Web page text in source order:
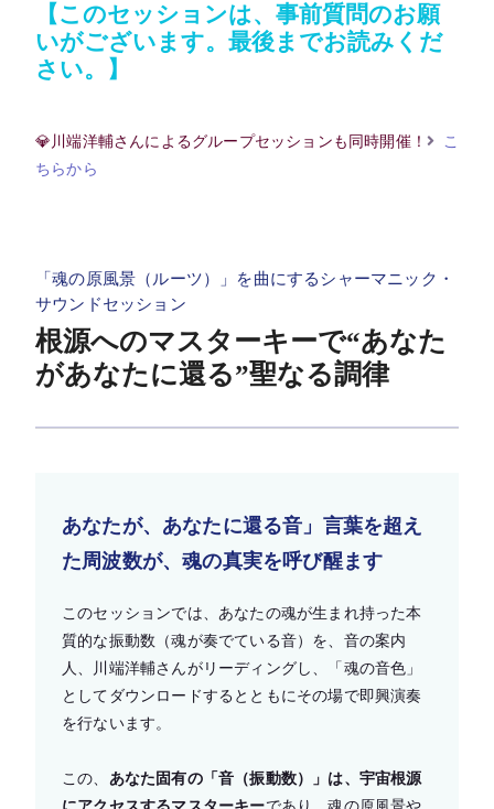
【このセッションは、事前質問のお願
いがございます。最後までお読みくだ
さい。】
💎川端洋輔さんによるグループセッションも同時開催！
こ
ちらから
「魂の原風景（ルーツ）」を曲にするシャーマニック・
サウンドセッション
根源へのマスターキーで“あなた
があなたに還る”聖なる調律
あなたが、あなたに還る音」言葉を超え
た周波数が、魂の真実を呼び醒ます
このセッションでは、あなたの魂が生まれ持った本
質的な振動数（魂が奏でている音）を、音の案内
人、川端洋輔さんがリーディングし、「魂の音色」
としてダウンロードするとともにその場で即興演奏
を行ないます。
この、 あなた固有の「音（振動数）」は、宇宙根源